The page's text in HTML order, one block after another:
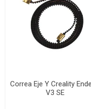
Correa Eje Y Creality
V3 SE